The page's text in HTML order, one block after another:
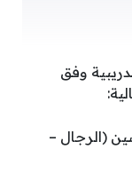
وفق
(الرجال –